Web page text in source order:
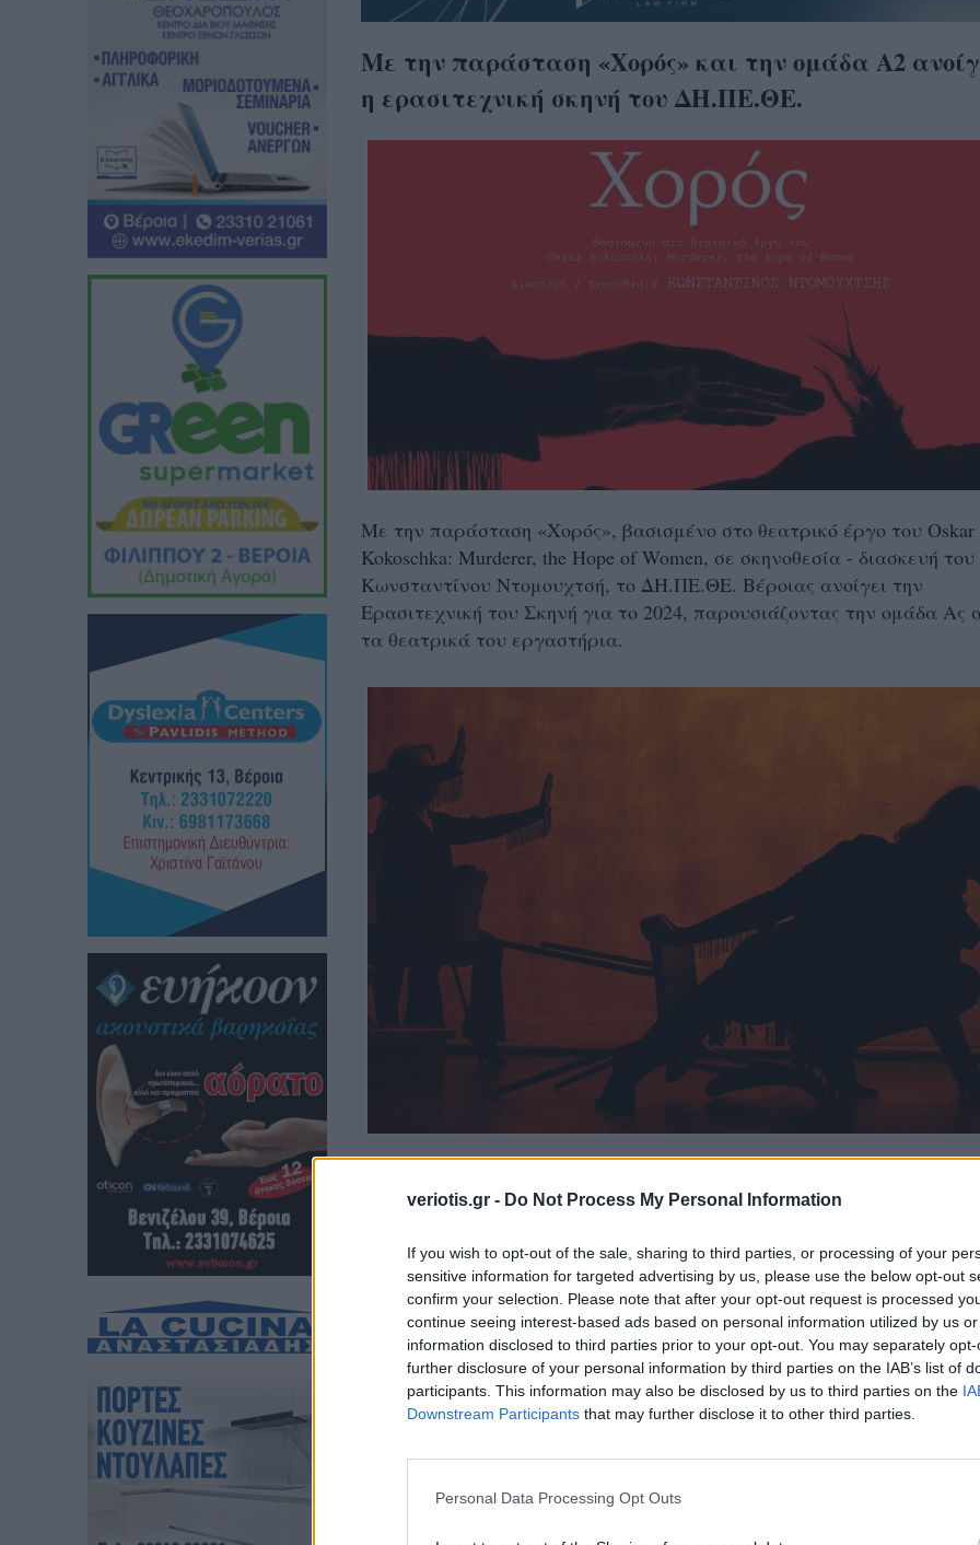
veriotis.gr - Do Not Process My Personal Information
If you wish to opt-out of the sale, sharing to third parties, or processing of your
sensitive information for targeted advertising by us, please use the below opt-out
confirm your selection. Please note that after your opt-out request is processed
continue seeing interest-based ads based on personal information utilized by us
information disclosed to third parties prior to your opt-out. You may separately
further disclosure of your personal information by third parties on the IAB’s list of
participants. This information may also be disclosed by us to third parties on the
Downstream Participants that may further disclose it to other third parties.
Personal Data Processing Opt Outs
Με την παράσταση «Χορός» και την ομάδα Α2
η ερασιτεχνική σκηνή του ΔΗ.ΠΕ.ΘΕ.
Με την παράσταση «Χορός», βασισμένο στο θεατρικό έργο του Oskar
Kokoschka: Murderer, the Hope of Women, σε σκηνοθεσία - διασκευή του
Κωνσταντίνου Ντομουχτσή, το ΔΗ.ΠΕ.ΘΕ. Βέροιας ανοίγει την
Ερασιτεχνική του Σκηνή για το 2024, παρουσιάζοντας την ομάδα Ας
τα θεατρικά του εργαστήρια.
Θεατρική Ομάδα Α2
ΤΕΤΑΡΤΗ 28 Φεβρουαρίου 2024, στις 21:00
ΑΝΤΩΝΙΑΔΕΙΟΣ ΣΤΕΓΗ ΓΡΑΜΜΑΤΩΝ ΚΑΙ ΤΕΧΝΩΝ
Βασισμένο στο θεατρικό έργο του Oskar Kokoschka: Murderer, the
Συντελεστές